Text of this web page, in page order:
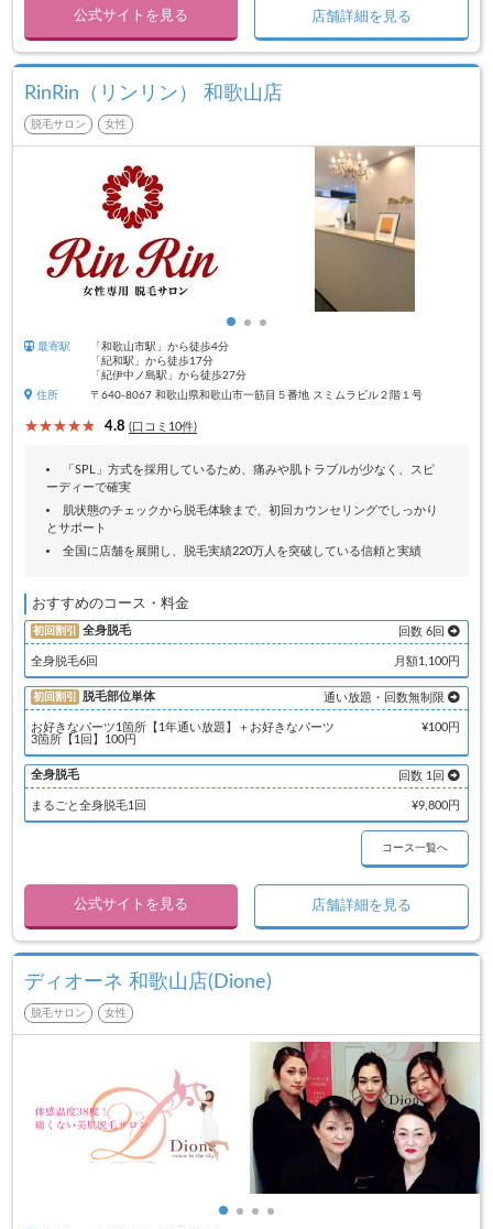
公式サイトを見る 店舗詳細を見る
RinRin（リンリン） 和歌山店
脱毛サロン 女性
最寄駅
「和歌山市駅」から徒歩4分
「紀和駅」から徒歩17分
「紀伊中ノ島駅」から徒歩27分
住所
〒640-8067 和歌山県和歌山市一筋目５番地 スミムラビル２階１号
4.8 (口コミ10件)
「SPL」方式を採用しているため、痛みや肌トラブルが少なく、スピ
ーディーで確実
肌状態のチェックから脱毛体験まで、初回カウンセリングでしっかり
とサポート
全国に店舗を展開し、脱毛実績220万人を突破している信頼と実績
おすすめのコース・料金
初回割引 全身脱毛 回数 6回
全身脱毛6回 月額1,100円
初回割引 脱毛部位単体 通い放題・回数無制限
お好きなパーツ1箇所【1年通い放題】＋お好きなパーツ
3箇所【1回】100円
¥100円
全身脱毛 回数 1回
まるごと全身脱毛1回 ¥9,800円
コース一覧へ
公式サイトを見る 店舗詳細を見る
ディオーネ 和歌山店(Dione)
脱毛サロン 女性